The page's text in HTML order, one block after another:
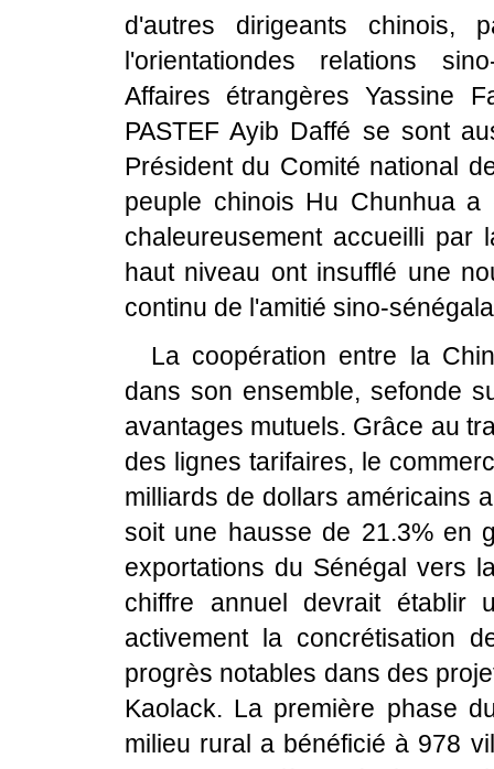
d'autres dirigeants chinois,
l'orientationdes relations
Affaires étrangères Yassine
PASTEF Ayib Daffé se sont
Président du Comité national
peuple chinois Hu Chunhua
chaleureusement accueilli par
haut niveau ont insufflé une
continu de l'amitié sino-
La coopération entre la
dans son ensemble, sefonde
avantages mutuels. Grâce au
des lignes tarifaires, le
milliards de dollars américains
soit une hausse de 21.3% en
exportations du Sénégal vers
chiffre annuel devrait établir
activement la concrétisation
progrès notables dans des
Kaolack. La première phase
milieu rural a bénéficié à 978